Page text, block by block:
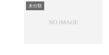
未分類